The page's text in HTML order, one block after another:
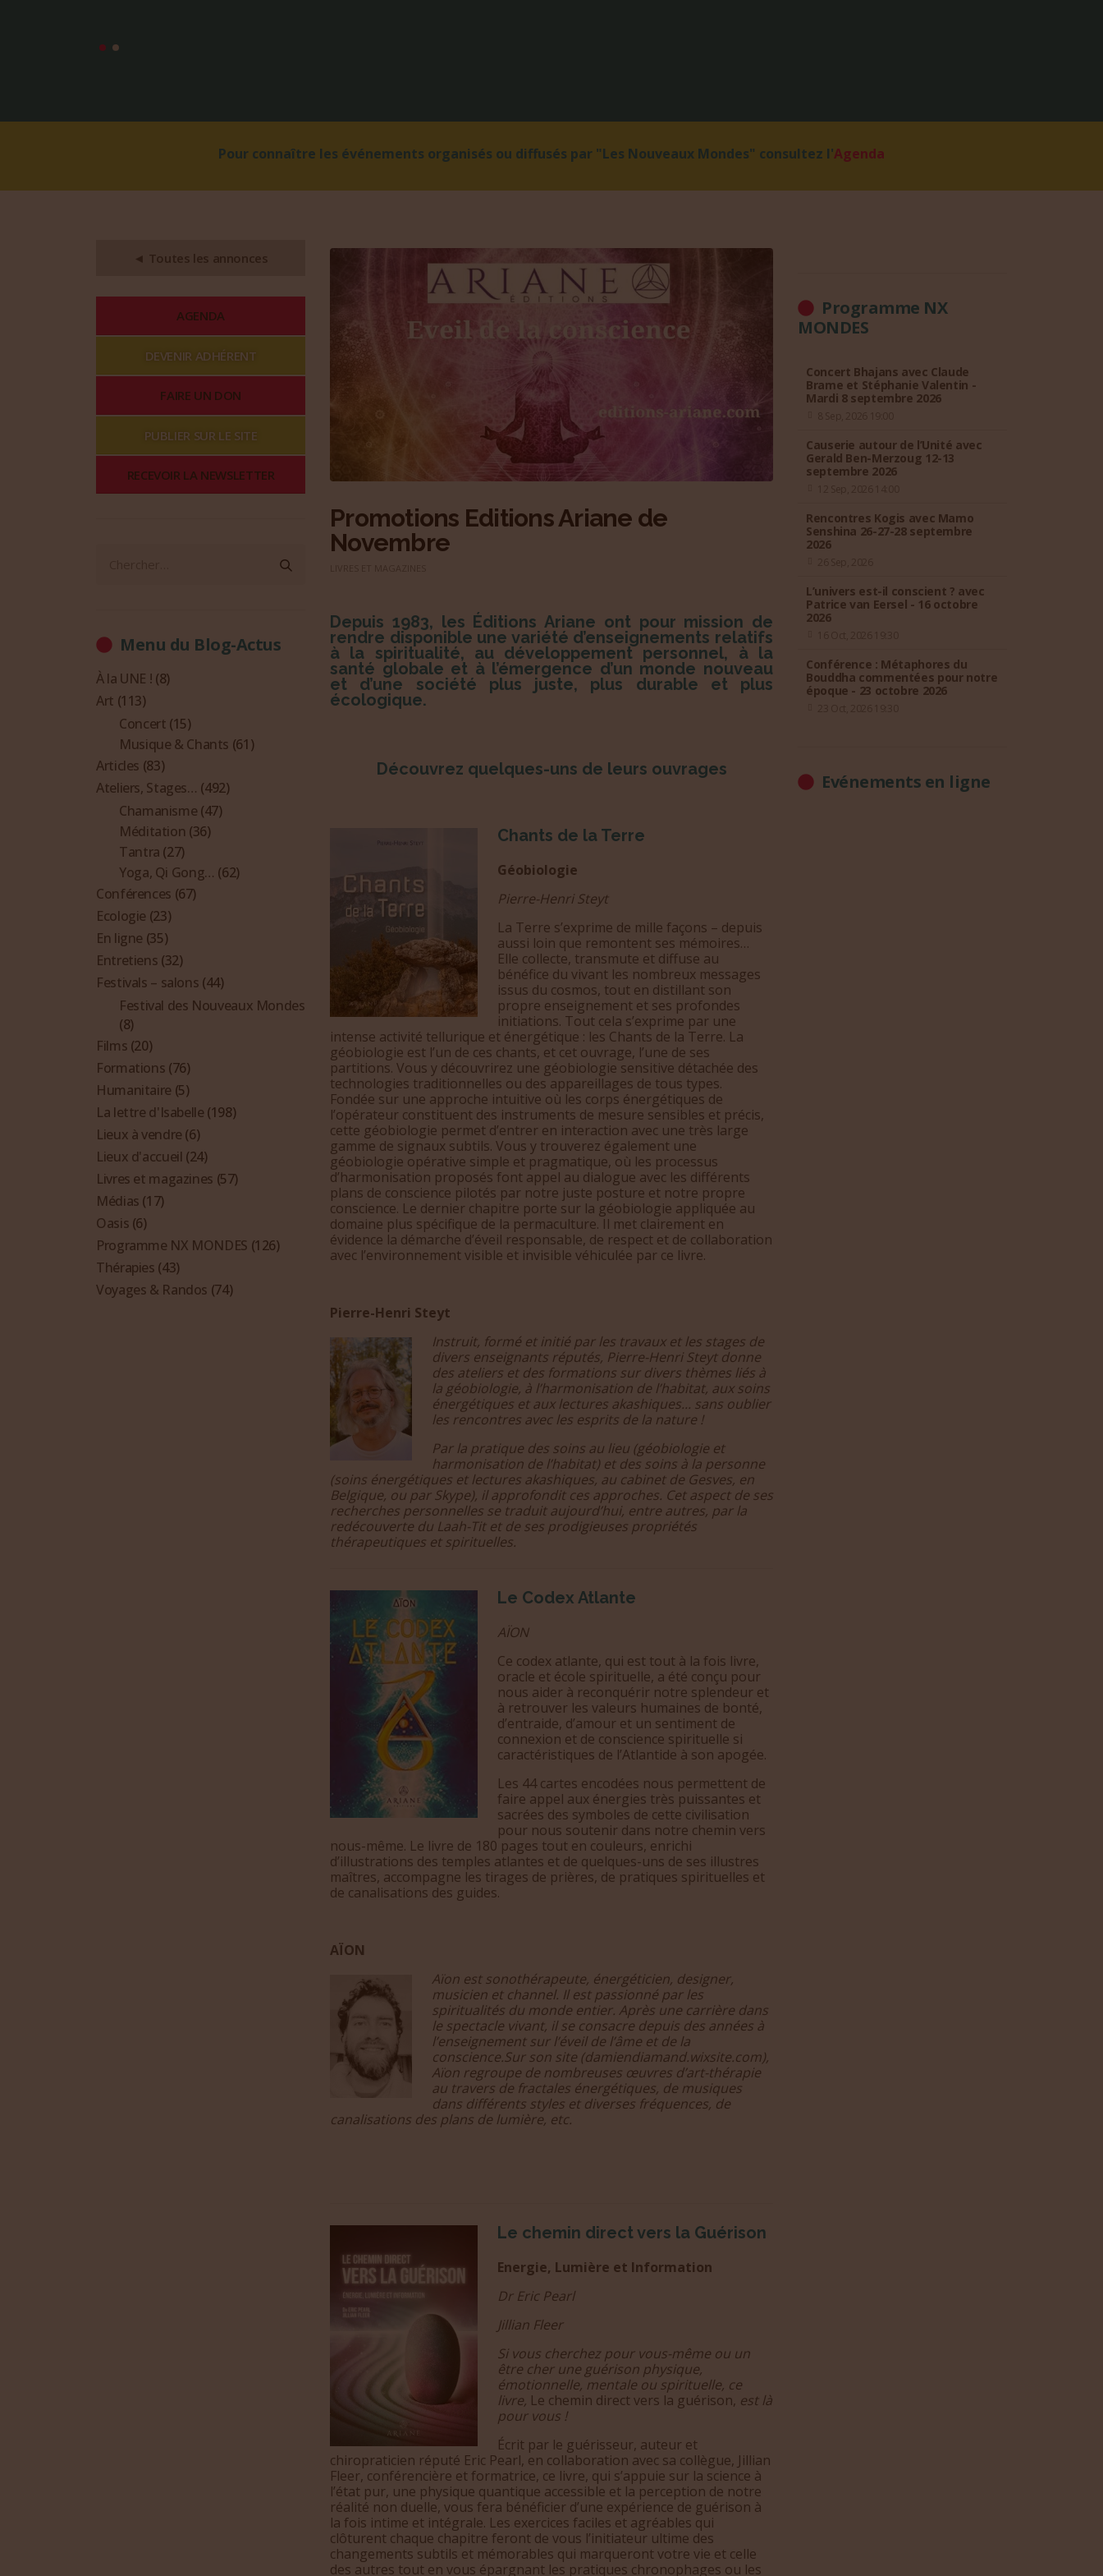
Pour connaître les événements organisés ou diffusés par "Les Nouveaux Mondes" consultez l'Agenda
Promotions Editions Ariane de
Novembre
Depuis 1983, les Éditions Ariane ont pour mission de
rendre disponible une variété d’enseignements relatifs
à la spiritualité, au développement personnel, à la
santé globale et à l’émergence d’un monde nouveau
et d’une société plus juste, plus durable et plus
écologique.
Découvrez quelques-uns de leurs ouvrages
Chants de la Terre
Géobiologie
Pierre-Henri Steyt
La Terre s’exprime de mille façons – depuis
aussi loin que remontent ses mémoires…
Elle collecte, transmute et diffuse au
bénéfice du vivant les nombreux messages
issus du cosmos, tout en distillant son
propre enseignement et ses profondes
initiations. Tout cela s’exprime par une
intense activité tellurique et énergétique : les Chants de la Terre. La
géobiologie est l’un de ces chants, et cet ouvrage, l’une de ses
partitions. Vous y découvrirez une géobiologie sensitive détachée des
technologies traditionnelles ou des appareillages de tous types.
Fondée sur une approche intuitive où les corps énergétiques de
l’opérateur constituent des instruments de mesure sensibles et précis,
cette géobiologie permet d’entrer en interaction avec une très large
gamme de signaux subtils. Vous y trouverez également une
géobiologie opérative simple et pragmatique, où les processus
d’harmonisation proposés font appel au dialogue avec les différents
plans de conscience pilotés par notre juste posture et notre propre
conscience. Le dernier chapitre porte sur la géobiologie appliquée au
domaine plus spécifique de la permaculture. Il met clairement en
évidence la démarche d’éveil responsable, de respect et de collaboration
avec l’environnement visible et invisible véhiculée par ce livre.
Pierre-Henri Steyt
Instruit, formé et initié par les travaux et les stages de
divers enseignants réputés, Pierre-Henri Steyt donne
des ateliers et des formations sur divers thèmes liés à
la géobiologie, à l’harmonisation de l’habitat, aux soins
énergétiques et aux lectures akashiques... sans oublier
les rencontres avec les esprits de la nature !
Par la pratique des soins au lieu (géobiologie et
harmonisation de l’habitat) et des soins à la personne
(soins énergétiques et lectures akashiques, au cabinet de Gesves, en
Belgique, ou par Skype), il approfondit ces approches. Cet aspect de ses
recherches personnelles se traduit aujourd’hui, entre autres, par la
redécouverte du Laah-Tit et de ses prodigieuses propriétés
thérapeutiques et spirituelles.
Le Codex Atlante
AÏON
Ce codex atlante, qui est tout à la fois livre,
oracle et école spirituelle, a été conçu pour
nous aider à reconquérir notre splendeur et
à retrouver les valeurs humaines de bonté,
d’entraide, d’amour et un sentiment de
connexion et de conscience spirituelle si
caractéristiques de l’Atlantide à son apogée.
Les 44 cartes encodées nous permettent de
faire appel aux énergies très puissantes et
sacrées des symboles de cette civilisation
pour nous soutenir dans notre chemin vers
nous-même. Le livre de 180 pages tout en couleurs, enrichi
d’illustrations des temples atlantes et de quelques-uns de ses illustres
maîtres, accompagne les tirages de prières, de pratiques spirituelles et
de canalisations des guides.
AÏON
Aïon est sonothérapeute, énergéticien, designer,
musicien et channel. Il est passionné par les
spiritualités du monde entier. Après une carrière dans
le spectacle vivant, il se consacre depuis des années à
l’enseignement sur l’éveil de l’âme et de la
conscience.Sur son site (damiendiamand.wixsite.com),
Aïon regroupe de nombreuses œuvres d’art-thérapie
au travers de fractales énergétiques, de musiques
dans différents styles et diverses fréquences, de
canalisations des plans de lumière, etc.
Le chemin direct vers la Guérison
Energie, Lumière et Information
Dr Eric Pearl
Jillian Fleer
Si vous cherchez pour vous-même ou un
être cher une guérison physique,
émotionnelle, mentale ou spirituelle, ce
livre, Le chemin direct vers la guérison, est là
pour vous !
Écrit par le guérisseur, auteur et
chiropraticien réputé Eric Pearl, en collaboration avec sa collègue, Jillian
Fleer, conférencière et formatrice, ce livre, qui s’appuie sur la science à
l’état pur, une physique quantique accessible et la perception de notre
réalité non duelle, vous fera bénéficier d’une expérience de guérison à
la fois intime et intégrale. Les exercices faciles et agréables qui
clôturent chaque chapitre feront de vous l’initiateur ultime des
changements subtils et mémorables qui marqueront votre vie et celle
des autres tout en vous épargnant les pratiques chronophages ou les
◄ Toutes les annonces
AGENDA
DEVENIR ADHÉRENT
FAIRE UN DON
PUBLIER SUR LE SITE
RECEVOIR LA NEWSLETTER
Menu du Blog-Actus
À la UNE ! (8)
Art (113)
Concert (15)
Musique & Chants (61)
Articles (83)
Ateliers, Stages… (492)
Chamanisme (47)
Méditation (36)
Tantra (27)
Yoga, Qi Gong… (62)
Conférences (67)
Ecologie (23)
En ligne (35)
Entretiens (32)
Festivals – salons (44)
Festival des Nouveaux Mondes
(8)
Films (20)
Formations (76)
Humanitaire (5)
La lettre d'Isabelle (198)
Lieux à vendre (6)
Lieux d'accueil (24)
Livres et magazines (57)
Médias (17)
Oasis (6)
Programme NX MONDES (126)
Thérapies (43)
Voyages & Randos (74)
Programme NX
MONDES
Concert Bhajans avec Claude
Brame et Stéphanie Valentin -
Mardi 8 septembre 2026
Causerie autour de l’Unité avec
Gerald Ben-Merzoug 12-13
septembre 2026
Rencontres Kogis avec Mamo
Senshina 26-27-28 septembre
2026
L’univers est-il conscient ? avec
Patrice van Eersel - 16 octobre
2026
Conférence : Métaphores du
Bouddha commentées pour notre
époque - 23 octobre 2026
Evénements en ligne